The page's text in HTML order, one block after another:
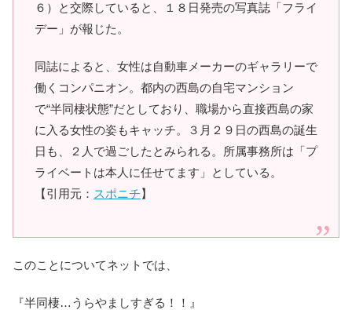
６）と交際していると、１８日発売の写真誌「フライ
デー」が報じた。
同誌によると、女性は自動車メーカーのギャラリーで
働くコンパニオン。都内の西島の自宅マンション
で“半同棲状態”だとしており、職場から直接西島の家
に入る女性の姿もキャッチ。３月２９日の西島の誕生
日も、２人で過ごしたとみられる。所属事務所は「プ
ライベートは本人に任せてます」としている。
【引用元： スポニチ】
このことについてネットでは、
『半同棲…うらやましすぎる！！』